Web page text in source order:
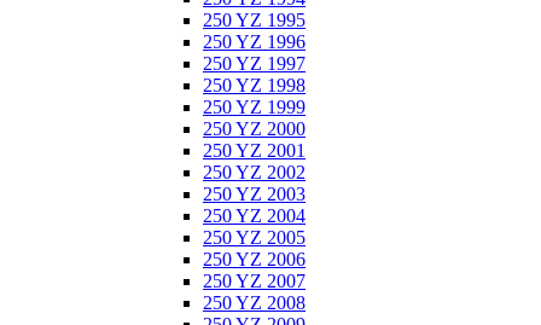
250 YZ 1995
250 YZ 1996
250 YZ 1997
250 YZ 1998
250 YZ 1999
250 YZ 2000
250 YZ 2001
250 YZ 2002
250 YZ 2003
250 YZ 2004
250 YZ 2005
250 YZ 2006
250 YZ 2007
250 YZ 2008